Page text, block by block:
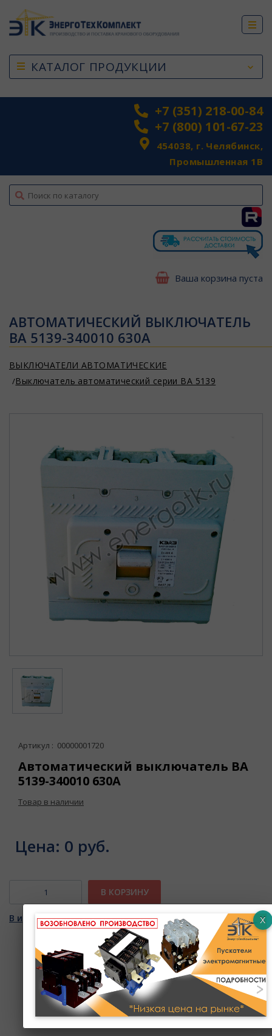
КАТАЛОГ ПРОДУКЦИИ
+7 (351) 218-00-84
+7 (800) 101-67-23
454038, г. Челябинск,
Промышленная 1В
top
Ваша корзина пуста
АВТОМАТИЧЕСКИЙ ВЫКЛЮЧАТЕЛЬ
ВА 5139-340010 630А
ВЫКЛЮЧАТЕЛИ АВТОМАТИЧЕСКИЕ
Выключатель автоматический серии ВА 5139
Артикул : 00000001720
Автоматический выключатель ВА
5139-340010 630А
Товар в наличии
Цена: 0 руб.
В КОРЗИНУ
В избранное
Доставка по
России -
БЕСПЛАТНО
до ТК
Скидки до10%+
баллы до10%